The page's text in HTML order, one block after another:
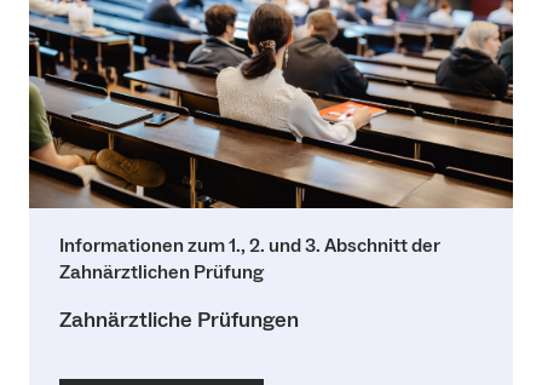
Informationen zum 1., 2. und 3. Abschnitt der
Zahnärztlichen Prüfung
Zahnärztliche Prüfungen